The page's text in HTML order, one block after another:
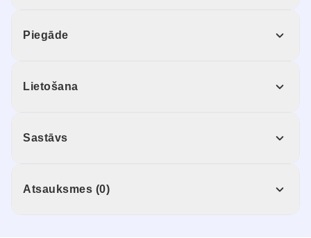
Piegāde
Lietošana
Sastāvs
Atsauksmes (0)